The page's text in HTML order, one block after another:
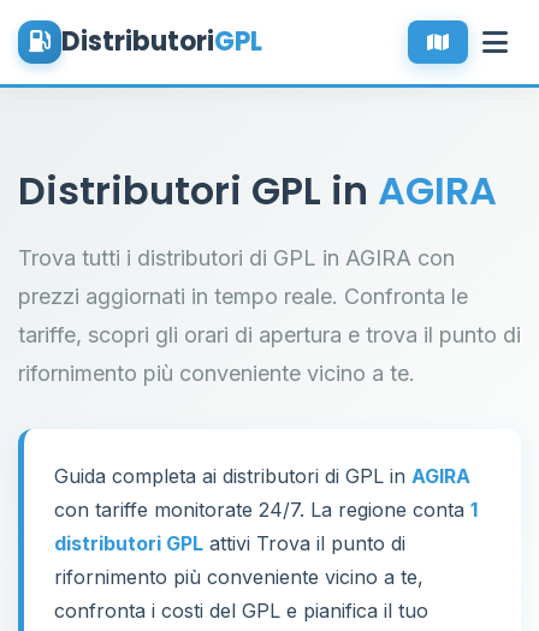
DistributoriGPL
Distributori GPL in AGIRA
Trova tutti i distributori di GPL in AGIRA con
prezzi aggiornati in tempo reale. Confronta le
tariffe, scopri gli orari di apertura e trova il punto di
rifornimento più conveniente vicino a te.
Guida completa ai distributori di GPL in AGIRA
con tariffe monitorate 24/7. La regione conta 1
distributori GPL attivi Trova il punto di
rifornimento più conveniente vicino a te,
confronta i costi del GPL e pianifica il tuo